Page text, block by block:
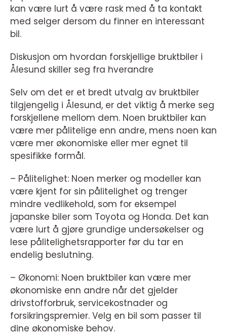
kan være lurt å være rask med å ta kontakt
med selger dersom du finner en interessant
bil.
Diskusjon om hvordan forskjellige bruktbiler i
Ålesund skiller seg fra hverandre
Selv om det er et bredt utvalg av bruktbiler
tilgjengelig i Ålesund, er det viktig å merke seg
forskjellene mellom dem. Noen bruktbiler kan
være mer pålitelige enn andre, mens noen kan
være mer økonomiske eller mer egnet til
spesifikke formål.
– Pålitelighet: Noen merker og modeller kan
være kjent for sin pålitelighet og trenger
mindre vedlikehold, som for eksempel
japanske biler som Toyota og Honda. Det kan
være lurt å gjøre grundige undersøkelser og
lese pålitelighetsrapporter før du tar en
endelig beslutning.
– Økonomi: Noen bruktbiler kan være mer
økonomiske enn andre når det gjelder
drivstofforbruk, servicekostnader og
forsikringspremier. Velg en bil som passer til
dine økonomiske behov.